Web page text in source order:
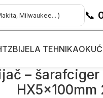
📞
BIJELA TEHNIKA
22212
– šarafciger
HX5x100mm